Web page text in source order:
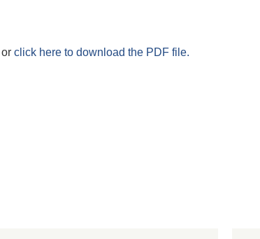
or click here to download the PDF file.